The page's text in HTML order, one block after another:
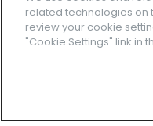
related technologies on
review your cookie
"Cookie Settings" link in